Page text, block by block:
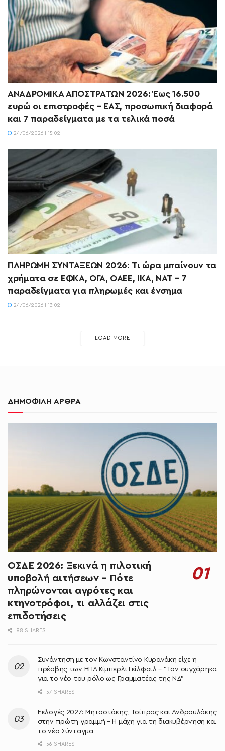
ΑΝΑΔΡΟΜΙΚΑ ΑΠΟΣΤΡΑΤΩΝ 2026: Έως 16.500
ευρώ οι επιστροφές – ΕΑΣ, προσωπική διαφορά
και 7 παραδείγματα με τα τελικά ποσά
24/06/2026 | 15:02
ΠΛΗΡΩΜΗ ΣΥΝΤΑΞΕΩΝ 2026: Τι ώρα μπαίνουν τα
χρήματα σε ΕΦΚΑ, ΟΓΑ, ΟΑΕΕ, ΙΚΑ, ΝΑΤ – 7
παραδείγματα για πληρωμές και ένσημα
24/06/2026 | 13:02
LOAD MORE
ΔΗΜΟΦΙΛΗ ΑΡΘΡΑ
ΟΣΔΕ 2026: Ξεκινά η πιλοτική
υποβολή αιτήσεων – Πότε
πληρώνονται αγρότες και
κτηνοτρόφοι, τι αλλάζει στις
επιδοτήσεις
88 SHARES
Συνάντηση με τον Κωνσταντίνο Κυρανάκη είχε η
πρέσβης των ΗΠΑ Κίμπερλι Γκίλφοϊλ – “Τον συγχάρηκα
για το νέο του ρόλο ως Γραμματέας της ΝΔ”
57 SHARES
Εκλογές 2027: Μητσοτάκης, Τσίπρας και Ανδρουλάκης
στην πρώτη γραμμή – Η μάχη για τη διακυβέρνηση και
το νέο Σύνταγμα
56 SHARES